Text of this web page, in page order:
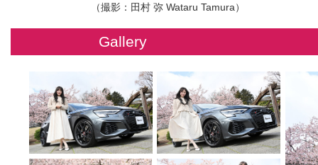
（撮影：田村 弥 Wataru Tamura）
Gallery